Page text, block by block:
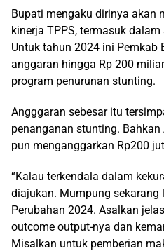
Bupati mengaku dirinya akan
kinerja TPPS, termasuk
Untuk tahun 2024 ini Pemkab
anggaran hingga Rp 200
program penurunan stunting.
Angggaran sebesar itu
penanganan stunting. Bahkan
pun menganggarkan Rp200
“Kalau terkendala dalam
diajukan. Mumpung sekarang
Perubahan 2024. Asalkan
outcome output-nya dan
Misalkan untuk pemberian